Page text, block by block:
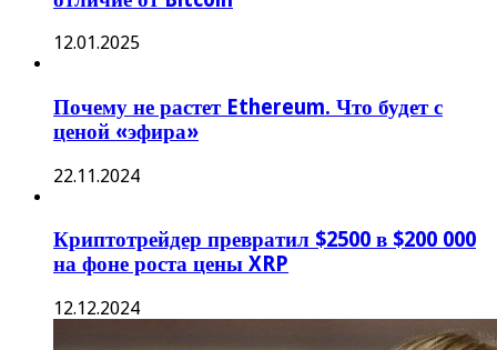
Элизабет Уоррен: «Иностранные майнеры
криптовалют могут шпионить за базами
27.07.2024
Волновая теория Эллиота предсказывает
дно и вершину Биткоина, вот цели